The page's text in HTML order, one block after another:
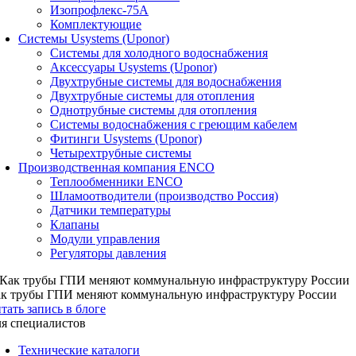
Изопрофлекс-75А
Комплектующие
Системы Usystems (Uponor)
Cистемы для холодного водоснабжения
Аксессуары Usystems (Uponor)
Двухтрубные системы для водоснабжения
Двухтрубные системы для отопления
Однотрубные системы для отопления
Системы водоснабжения с греющим кабелем
Фитинги Usystems (Uponor)
Четырехтрубные системы
Производственная компания ENCO
Теплообменники ENCO
Шламоотводители (производство Россия)
Датчики температуры
Клапаны
Модули управления
Регуляторы давления
трубы ГПИ меняют коммунальную инфраструктуру России
запись в блоге
специалистов
Технические каталоги